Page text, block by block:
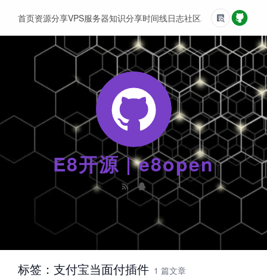
E8开源 | e8open
首页资源分享VPS服务器知识分享时间线日志社区友情链接
标签：支付宝当面付插件 1 篇文章